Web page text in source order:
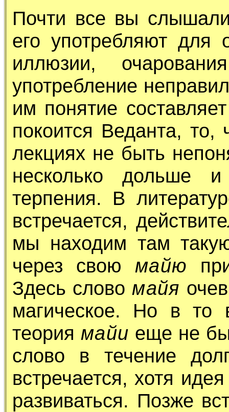
Почти все вы
его употребляют для
иллюзии,
употребление
им понятие
покоится Веданта,
лекциях не быть
несколько дольше
терпения. В
встречается,
мы находим там
через свою майю
Здесь словомайя
магическое. Но в то
теория майи еще не
слово в течение
встречается, хотя
развиваться. Позже